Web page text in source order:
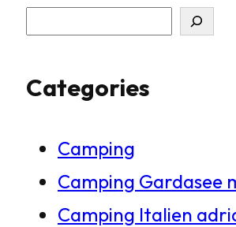
c
Categories
Camping
Camping Gardasee
Camping Italien